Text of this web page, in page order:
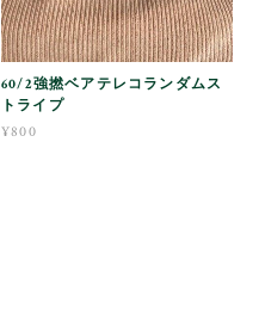
60/2強撚ベアテレコランダムス
トライプ
¥800